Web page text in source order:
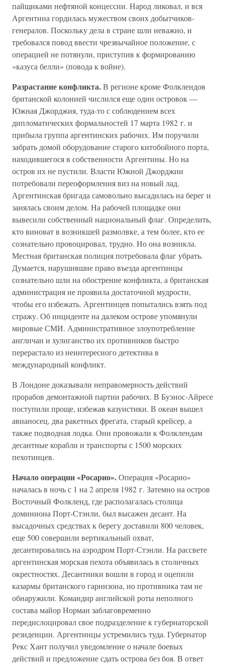
пайщиками нефтяной концессии. Народ ликовал, и вся
Аргентина гордилась мужеством своих добытчиков-
генералов. Поскольку дела в стране шли неважно, и
требовался повод ввести чрезвычайное положение, с
операцией не потянули, приступив к формированию
«казуса белли» (повода к войне).
Разрастание конфликта.В регионе кроме Фолклендов
британской колонией числился еще один островок —
Южная Джорджия, туда-то с соблюдением всех
дипломатических формальностей 17 марта 1982 г. и
прибыла группа аргентинских рабочих. Им поручили
забрать домой оборудование старого китобойного порта,
находившегося в собственности Аргентины. Но на
остров их не пустили. Власти Южной Джорджии
потребовали переоформления виз на новый лад.
Аргентинская бригада самовольно высадилась на берег и
занялась своим делом. На рабочей площадке они
вывесили собственный национальный флаг. Определить,
кто виноват в возникшей размолвке, а тем более, кто ее
сознательно провоцировал, трудно. Но она возникла.
Местная британская полиция потребовала флаг убрать.
Думается, нарушившие право въезда аргентинцы
сознательно шли на обострение конфликта, а британская
администрация не проявила достаточной мудрости,
чтобы его избежать. Аргентинцев попытались взять под
стражу. Об инциденте на далеком острове упомянули
мировые СМИ. Административное злоупотребление
англичан и хулиганство их противников быстро
перерастало из неинтересного детектива в
международный конфликт.
В Лондоне доказывали неправомерность действий
прорабов демонтажной партии рабочих. В Буэнос-Айресе
поступили проще, избежав казуистики. В океан вышел
авианосец, два ракетных фрегата, старый крейсер, а
также подводная лодка. Они провожали к Фолклендам
десантные корабли и транспорты с 1500 морских
пехотинцев.
Начало операции «Росарио».Операция «Росарио»
началась в ночь с 1 на 2 апреля 1982 г. Затемно на остров
Восточный Фолкленд, где располагалась столица
доминиона Порт-Стэнли, был высажен десант. На
высадочных средствах к берегу доставили 800 человек,
еще 500 совершили вертикальный охват,
десантировались на аэродром Порт-Стэнли. На рассвете
аргентинская морская пехота объявилась в столичных
окрестностях. Десантники вошли в город и оцепили
казармы британского гарнизона, но противника там не
обнаружили. Командир английской роты неполного
состава майор Норман заблаговременно
передислоцировал свое подразделение к губернаторской
резиденции. Аргентинцы устремились туда. Губернатор
Рекс Хант получил уведомление о начале боевых
действий и предложение сдать острова без боя. В ответ